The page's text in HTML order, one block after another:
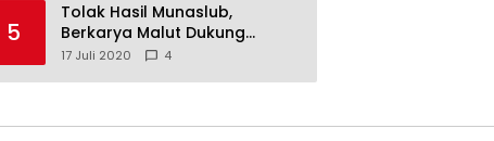
5
Tolak Hasil Munaslub,
Berkarya Malut Dukung
Tommy Soeharto
17 Juli 2020 4